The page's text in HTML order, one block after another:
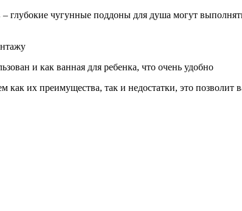
глубокие чугунные поддоны для душа могут
и как ванная для ребенка, что очень удобно
их преимущества, так и недостатки, это